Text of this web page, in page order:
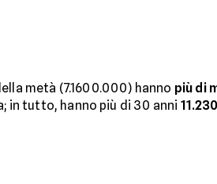
metà (7.1600.000) hanno più di
in tutto, hanno più di 30 anni